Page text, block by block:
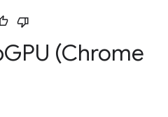
GPU (Chrome